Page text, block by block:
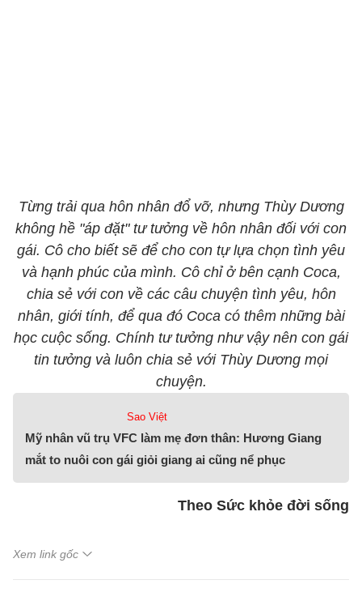
Từng trải qua hôn nhân đổ vỡ, nhưng Thùy Dương
không hề "áp đặt" tư tưởng về hôn nhân đối với con
gái. Cô cho biết sẽ để cho con tự lựa chọn tình yêu
và hạnh phúc của mình. Cô chỉ ở bên cạnh Coca,
chia sẻ với con về các câu chuyện tình yêu, hôn
nhân, giới tính, để qua đó Coca có thêm những bài
học cuộc sống. Chính tư tưởng như vậy nên con gái
tin tưởng và luôn chia sẻ với Thùy Dương mọi
chuyện.
Sao Việt
Mỹ nhân vũ trụ VFC làm mẹ đơn thân: Hương Giang
mắt to nuôi con gái giỏi giang ai cũng nể phục
Theo Sức khỏe đời sống
Xem link gốc